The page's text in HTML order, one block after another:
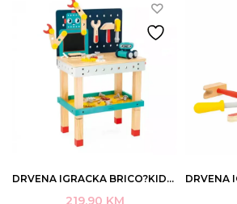
DRVENA IGRACKA BRICO?KIDS DYI BIG ROBOT JANOD ART. J06457
219,90 KM